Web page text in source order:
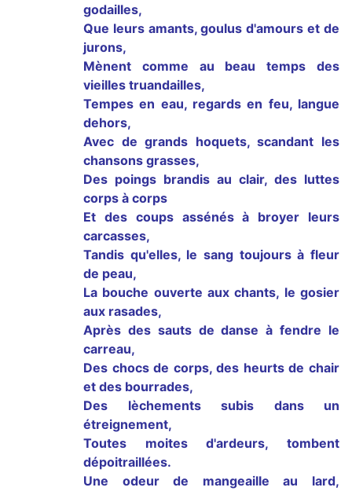
godailles,
Que leurs amants, goulus d'amours et de
jurons,
Mènent comme au beau temps des
vieilles truandailles,
Tempes en eau, regards en feu, langue
dehors,
Avec de grands hoquets, scandant les
chansons grasses,
Des poings brandis au clair, des luttes
corps à corps
Et des coups assénés à broyer leurs
carcasses,
Tandis qu'elles, le sang toujours à fleur
de peau,
La bouche ouverte aux chants, le gosier
aux rasades,
Après des sauts de danse à fendre le
carreau,
Des chocs de corps, des heurts de chair
et des bourrades,
Des lèchements subis dans un
étreignement,
Toutes moites d'ardeurs, tombent
dépoitraillées.
Une odeur de mangeaille au lard,